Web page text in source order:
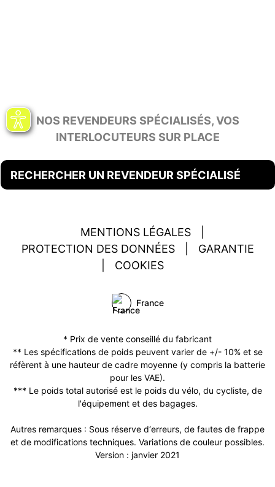
NOS REVENDEURS SPÉCIALISÉS, VOS
INTERLOCUTEURS SUR PLACE
RECHERCHER UN REVENDEUR SPÉCIALISÉ
MENTIONS LÉGALES
PROTECTION DES DONNÉES
GARANTIE
COOKIES
France
* Prix de vente conseillé du fabricant
** Les spécifications de poids peuvent varier de +/- 10% et se
réfèrent à une hauteur de cadre moyenne (y compris la batterie
pour les VAE).
*** Le poids total autorisé est le poids du vélo, du cycliste, de
l'équipement et des bagages.
Autres remarques : Sous réserve d‘erreurs, de fautes de frappe
et de modifications techniques. Variations de couleur possibles.
Version : janvier 2021